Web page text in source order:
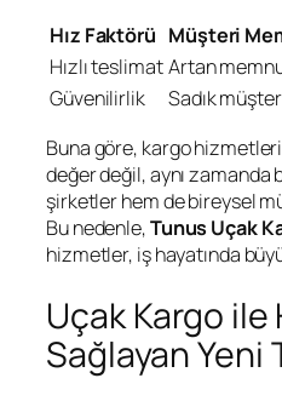
Hız Faktörü Müşteri
Hızlı teslimatArtan
Güvenilirlik
Sadık
Buna göre, kargo
değer değil, aynı zamanda
şirketler hem de bireysel
Bu nedenle,Tunus Uçak
hizmetler, iş hayatında
Uçak Kargo ile
Sağlayan Yeni